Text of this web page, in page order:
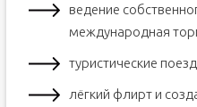
ведение
международная
туристические
лёгкий флирт и